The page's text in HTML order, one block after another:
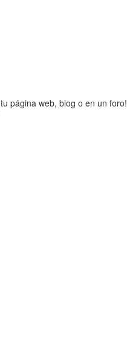
página web, blog o en un foro!